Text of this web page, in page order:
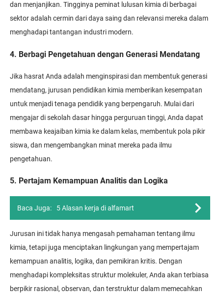
dan menjanjikan. Tingginya peminat lulusan kimia di berbagai
sektor adalah cermin dari daya saing dan relevansi mereka dalam
menghadapi tantangan industri modern.
4. Berbagi Pengetahuan dengan Generasi Mendatang
Jika hasrat Anda adalah menginspirasi dan membentuk generasi
mendatang, jurusan pendidikan kimia memberikan kesempatan
untuk menjadi tenaga pendidik yang berpengaruh. Mulai dari
mengajar di sekolah dasar hingga perguruan tinggi, Anda dapat
membawa keajaiban kimia ke dalam kelas, membentuk pola pikir
siswa, dan mengembangkan minat mereka pada ilmu
pengetahuan.
5. Pertajam Kemampuan Analitis dan Logika
Baca Juga: 5 Alasan kerja di alfamart
Jurusan ini tidak hanya mengasah pemahaman tentang ilmu
kimia, tetapi juga menciptakan lingkungan yang mempertajam
kemampuan analitis, logika, dan pemikiran kritis. Dengan
menghadapi kompleksitas struktur molekuler, Anda akan terbiasa
berpikir rasional, observan, dan terstruktur dalam memecahkan